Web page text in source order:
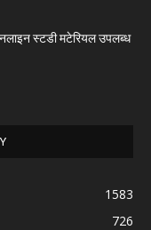
स्टडी मटेरियल उपलब्ध
1583
726